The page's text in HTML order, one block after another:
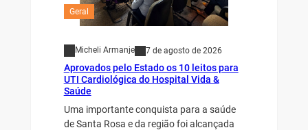
Geral
Micheli Armanje 7 de agosto de 2026
Aprovados pelo Estado os 10 leitos para
UTI Cardiológica do Hospital Vida &
Saúde
Uma importante conquista para a saúde
de Santa Rosa e da região foi alcançada